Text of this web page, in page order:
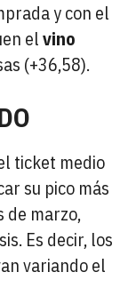
y con el
elvino
(+36,58).
ticket medio
su pico más
de marzo,
Es decir, los
variando el